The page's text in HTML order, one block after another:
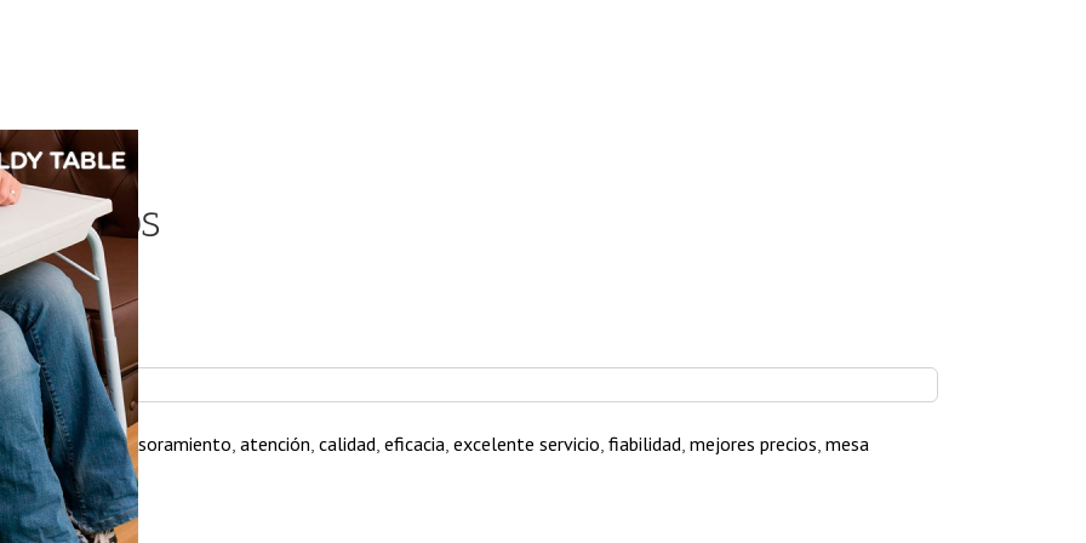
VASOS
Etiquetas:asesoramiento atención calidad eficacia excelente servicio fiabilidad mejores precios mesa